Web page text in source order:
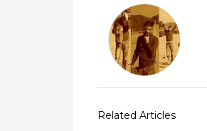
Related Articles